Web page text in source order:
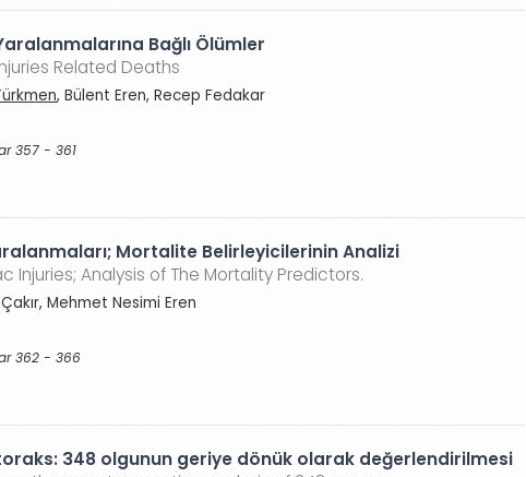
Bağlı Ölümler
Related Deaths
, Bülent Eren, Recep Fedakar
357 - 361
Mortalite Belirleyicilerinin Analizi
Injuries; Analysis of The Mortality Predictors.
Mehmet Nesimi Eren
362 - 366
348 olgunun geriye dönük olarak değerlendirilmesi